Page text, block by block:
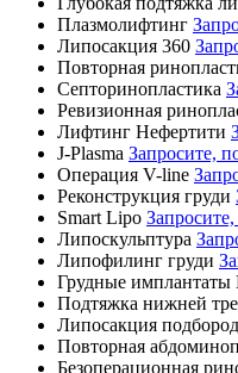
Плазмолифтинг
Липосакция 360
Повторная
Септоринопластика
Ревизионная
Лифтинг Нефертити
J-Plasma Запросите,
Операция V-line
Реконструкция груди
Smart Lipo
Липоскульптура
Липофилинг груди
Грудные имплантаты
Подтяжка нижней
Липосакция
Повторная
Безоперационная